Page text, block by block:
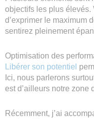
objectifs les plus élevés.
d’exprimer le maximum
sentirez pleinement
Optimisation des
Libérer son potentiel
Ici, nous parlerons
est d’ailleurs notre zone
Récemment, j’ai